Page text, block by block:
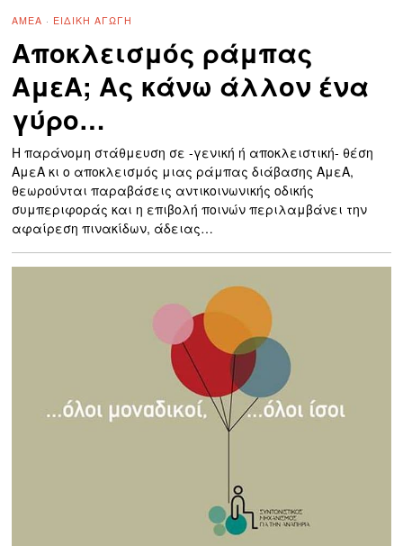
ΑΜΕΑ · ΕΙΔΙΚΉ ΑΓΩΓΉ
Αποκλεισμός ράμπας
ΑμεΑ; Ας κάνω άλλον ένα
γύρο…
Η παράνομη στάθμευση σε -γενική ή αποκλειστική- θέση
ΑμεΑ κι ο αποκλεισμός μιας ράμπας διάβασης ΑμεΑ,
θεωρούνται παραβάσεις αντικοινωνικής οδικής
συμπεριφοράς και η επιβολή ποινών περιλαμβάνει την
αφαίρεση πινακίδων, άδειας…